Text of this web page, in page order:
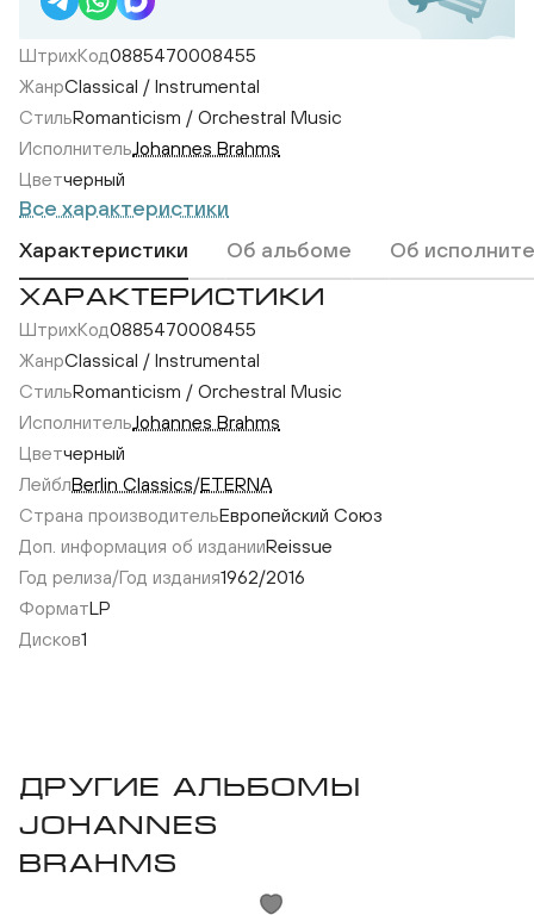
Franz Konwitschny,
Gewandhausorchester Leipzig – Brahms:
ШтрихКод0885470008455
ЖанрClassical / Instrumental
СтильRomanticism / Orchestral Music
ИсполнительJohannes Brahms
Цветчерный
Все характеристики
Характеристики
Об альбоме Об
ХАРАКТЕРИСТИКИ
ШтрихКод0885470008455
ЖанрClassical / Instrumental
СтильRomanticism / Orchestral Music
ИсполнительJohannes Brahms
Цветчерный
ЛейблBerlin Classics/ETERNA
Страна производительЕвропейский Союз
Доп. информация об изданииReissue
Год релиза/Год издания1962/2016
ФорматLP
Дисков1
Другие альбомы
Johannes
Brahms